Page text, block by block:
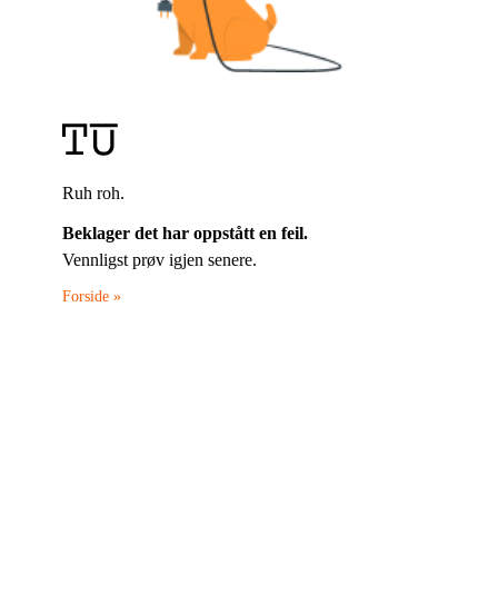
Ruh roh.
Beklager det har oppstått en feil.
Vennligst prøv igjen senere.
Forside »